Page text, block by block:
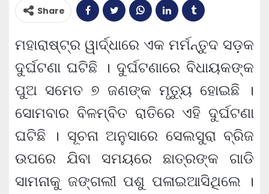
Share
ମହାରାଷ୍ଟ୍ର ୱାର୍ଦ୍ଧାରେ ଏକ ମର୍ମନ୍ତୁଦ ସଡ଼କ
ଦୁର୍ଘଟଣା ଘଟିଛି । ଦୁର୍ଘଟଣାରେ ବିଧାୟକଙ୍କ
ପୁଅ ସମେତ ୭ ଜଣଙ୍କ ମୃତ୍ୟୁ ହୋଇଛି ।
ସୋମବାର ବିଳମ୍ବିତ ରାତିରେ ଏହି ଦୁର୍ଘଟଣା
ଘଟିଛି । ସୂଚନା ଅନୁସାରେ ସେଲସୁରା ବ୍ରିଜ
ଉପରେ ଯିବା ସମୟରେ ଛାତ୍ରଙ୍କ ଗାଡି
ସାମନାକୁ ଜଙ୍ଗଲୀ ପଶୁ ପଳାଇଆସିଥିଲେ ।